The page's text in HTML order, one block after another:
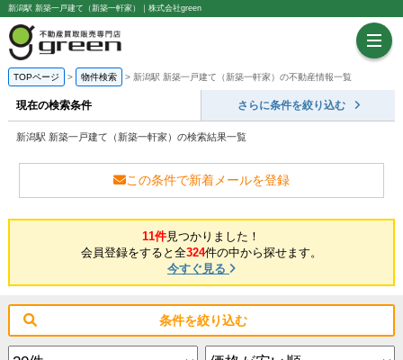
新潟駅 新築一戸建て（新築一軒家）｜株式会社green
TOPページ 物件検索 新潟駅 新築一戸建て（新築一軒家）の不動産情報一覧
現在の検索条件 さらに条件を絞り込む
新潟駅 新築一戸建て（新築一軒家）の検索結果一覧
この条件で新着メールを登録
11件見つかりました！
会員登録をすると全324件の中から探せます。
今すぐ見る
条件を絞り込む